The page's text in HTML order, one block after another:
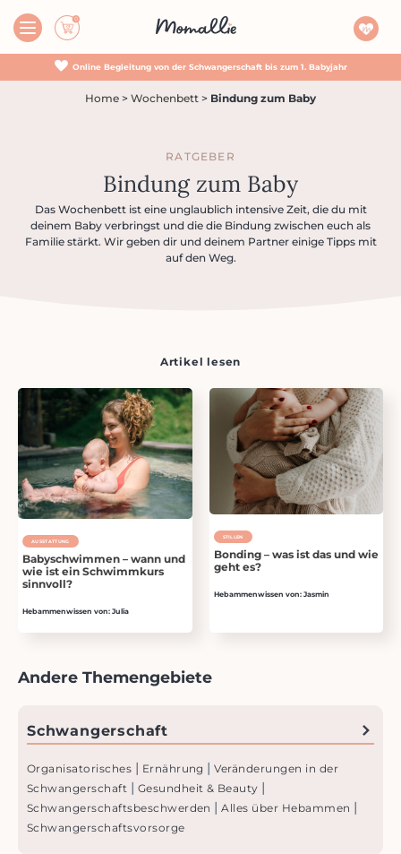
Online Begleitung von der Schwangerschaft bis zum 1. Babyjahr
Home > Wochenbett > Bindung zum Baby
RATGEBER
Bindung zum Baby
Das Wochenbett ist eine unglaublich intensive Zeit, die du mit
deinem Baby verbringst und die die Bindung zwischen euch als
Familie stärkt. Wir geben dir und deinem Partner einige Tipps mit
auf den Weg.
Artikel lesen
AUSSTATTUNG
Babyschwimmen – wann und
wie ist ein Schwimmkurs
sinnvoll?
Hebammenwissen von: Julia
STILLEN
Bonding – was ist das und wie
geht es?
Hebammenwissen von: Jasmin
Andere Themengebiete
Schwanger­schaft
Organisatorisches | Ernährung |Veränderungen in der
Schwangerschaft | Gesundheit & Beauty |
Schwangerschaftsbeschwer­den |Alles über Hebammen |
Schwangerschaftsvorsorge